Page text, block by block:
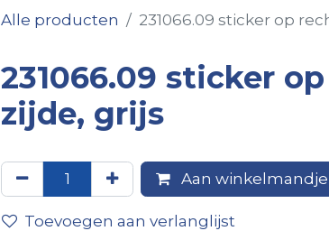
Alle producten 231066.09 sticker op
231066.09 sticker
zijde, grijs
Aan
Toevoegen aan verlanglijst